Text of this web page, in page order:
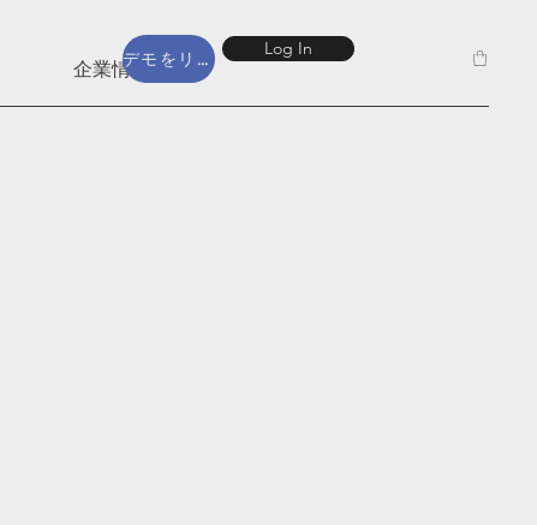
企業情報 デモをリクエストする Log In